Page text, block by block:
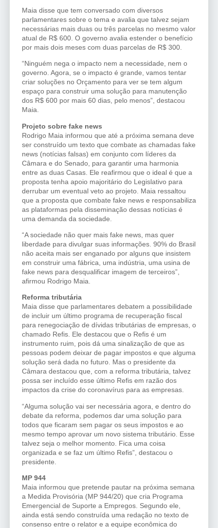
Maia disse que tem conversado com diversos
parlamentares sobre o tema e avalia que talvez sejam
necessárias mais duas ou três parcelas no mesmo valor
atual de R$ 600. O governo avalia estender o benefício
por mais dois meses com duas parcelas de R$ 300.
“Ninguém nega o impacto nem a necessidade, nem o
governo. Agora, se o impacto é grande, vamos tentar
criar soluções no Orçamento para ver se tem algum
espaço para construir uma solução para manutenção
dos R$ 600 por mais 60 dias, pelo menos”, destacou
Maia.
Projeto sobre fake news
Rodrigo Maia informou que até a próxima semana deve
ser construído um texto que combate as chamadas fake
news (notícias falsas) em conjunto com líderes da
Câmara e do Senado, para garantir uma harmonia
entre as duas Casas. Ele reafirmou que o ideal é que a
proposta tenha apoio majoritário do Legislativo para
derrubar um eventual veto ao projeto. Maia ressaltou
que a proposta que combate fake news e responsabiliza
as plataformas pela disseminação dessas notícias é
uma demanda da sociedade.
“A sociedade não quer mais fake news, mas quer
liberdade para divulgar suas informações. 90% do Brasil
não aceita mais ser enganado por alguns que insistem
em construir uma fábrica, uma indústria, uma usina de
fake news para desqualificar imagem de terceiros”,
afirmou Rodrigo Maia.
Reforma tributária
Maia disse que parlamentares debatem a possibilidade
de incluir um último programa de recuperação fiscal
para renegociação de dívidas tributárias de empresas, o
chamado Refis. Ele destacou que o Refis é um
instrumento ruim, pois dá uma sinalização de que as
pessoas podem deixar de pagar impostos e que alguma
solução será dada no futuro. Mas o presidente da
Câmara destacou que, com a reforma tributária, talvez
possa ser incluído esse último Refis em razão dos
impactos da crise do coronavírus para as empresas.
“Alguma solução vai ser necessária agora, e dentro do
debate da reforma, podemos dar uma solução para
todos que ficaram sem pagar os seus impostos e ao
mesmo tempo aprovar um novo sistema tributário. Esse
talvez seja o melhor momento. Fica uma coisa
organizada e se faz um último Refis”, destacou o
presidente.
MP 944
Maia informou que pretende pautar na próxima semana
a Medida Provisória (MP 944/20) que cria Programa
Emergencial de Suporte a Empregos. Segundo ele,
ainda está sendo construída uma redação no texto de
consenso entre o relator e a equipe econômica do